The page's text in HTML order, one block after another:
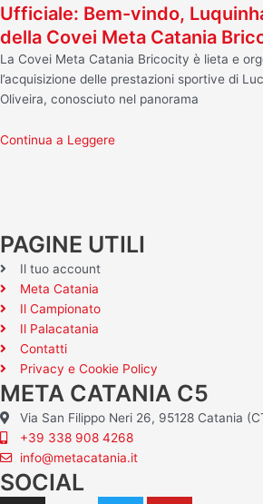
Ufficiale: Bem-vindo,
della Covei Meta Catania
La Covei Meta Catania Bricocity è lieta e
l’acquisizione delle prestazioni sportive di
Oliveira, conosciuto nel panorama
Continua a Leggere
PAGINE UTILI
Il tuo account
Meta Catania
Il Campionato
Il Palacatania
Contatti
Privacy e Cookie Policy
META CATANIA C5
Via San Filippo Neri 26, 95128 Catania
+39 338 908 4268
info@metacatania.it
SOCIAL